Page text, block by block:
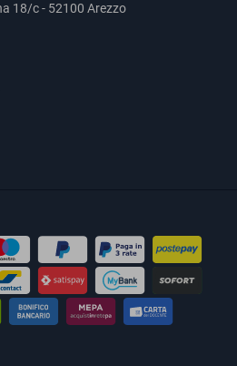
18/c - 52100 Arezzo